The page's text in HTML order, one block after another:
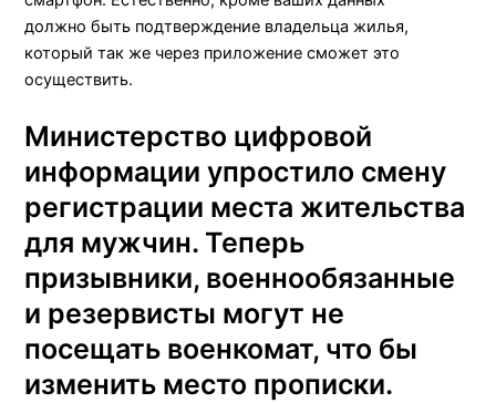
должнобыть подтверждение владельца жилья,
который так же через приложение сможет это
осуществить.
Министерство цифровой
информации упростило смену
регистрации места жительства
для мужчин. Теперь
призывники, военнообязанные
и резервисты могут не
посещать военкомат, что бы
изменить место прописки.